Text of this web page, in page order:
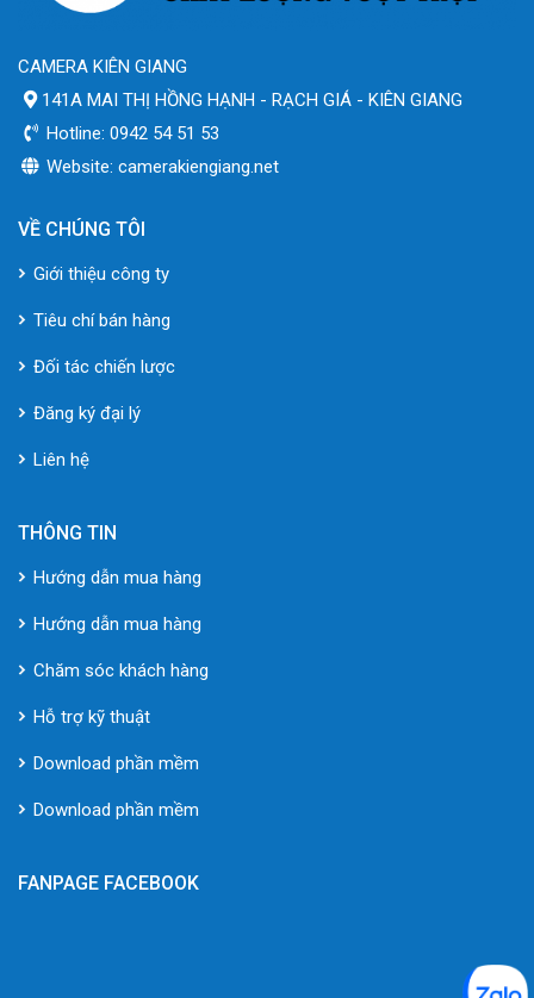
CAMERA KIÊN GIANG
141A MAI THỊ HỒNG HẠNH - RẠCH GIÁ - KIÊN GIANG
Hotline: 0942 54 51 53
Website: camerakiengiang.net
VỀ CHÚNG TÔI
Giới thiệu công ty
Tiêu chí bán hàng
Đối tác chiến lược
Đăng ký đại lý
Liên hệ
THÔNG TIN
Hướng dẫn mua hàng
Hướng dẫn mua hàng
Chăm sóc khách hàng
Hỗ trợ kỹ thuật
Download phần mềm
Download phần mềm
FANPAGE FACEBOOK